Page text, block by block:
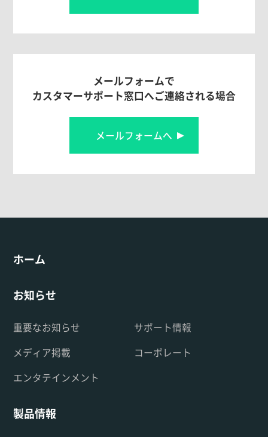
メールフォームで
カスタマーサポート窓口へご連絡される場合
メールフォームへ
ホーム
お知らせ
重要なお知らせ
サポート情報
メディア掲載
コーポレート
エンタテインメント
製品情報